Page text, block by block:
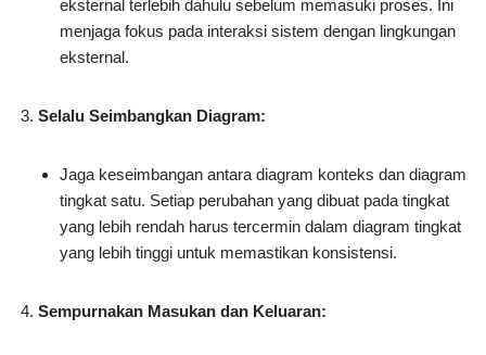
eksternal terlebih dahulu sebelum memasuki proses. Ini
menjaga fokus pada interaksi sistem dengan lingkungan
eksternal.
Selalu Seimbangkan Diagram:
Jaga keseimbangan antara diagram konteks dan diagram
tingkat satu. Setiap perubahan yang dibuat pada tingkat
yang lebih rendah harus tercermin dalam diagram tingkat
yang lebih tinggi untuk memastikan konsistensi.
Sempurnakan Masukan dan Keluaran: